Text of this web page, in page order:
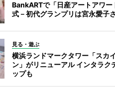
BankARTで「日産アートアワー
式－初代グランプリは宮永愛子
見る・遊ぶ
横浜ランドマークタワー「スカ
ン」がリニューアル インタラク
ップも